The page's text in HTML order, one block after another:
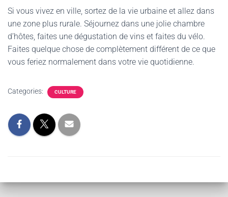
Si vous vivez en ville, sortez de la vie urbaine et allez dans
une zone plus rurale. Séjournez dans une jolie chambre
d’hôtes, faites une dégustation de vins et faites du vélo.
Faites quelque chose de complètement différent de ce que
vous feriez normalement dans votre vie quotidienne.
Categories: CULTURE